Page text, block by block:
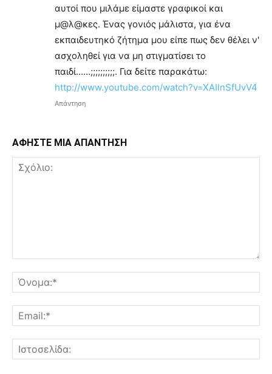
αυτοί που μιλάμε είμαστε γραφικοί και
μ@λ@κες. Ένας γονιός μάλιστα, για ένα
εκπαιδευτηκό ζήτημα μου είπε πως δεν θέλει ν'
ασχοληθεί για να μη στιγματίσει το
παιδί……;;;;;;;;;;. Για δείτε παρακάτω:
http://www.youtube.com/watch?v=XAIlnSfUvV4
Απάντηση
ΑΦΗΣΤΕ ΜΙΑ ΑΠΑΝΤΗΣΗ